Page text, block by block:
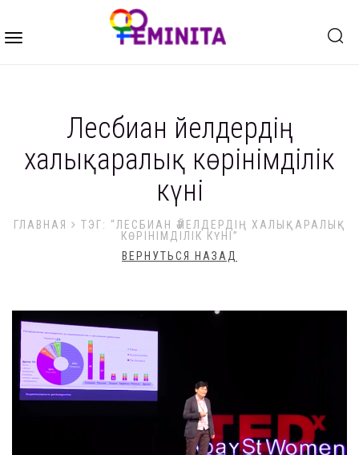
Toggle
Лесбиан әйелдердің
xалықаралық көрінімділік
күні
ГЛАВНАЯ
ТЭГ: “ЛЕСБИАН ӘЙЕЛДЕРДІҢ XАЛЫҚАРАЛЫҚ
КӨРІНІМДІЛІК КҮНІ”
ВЕРНУТЬСЯ НАЗАД